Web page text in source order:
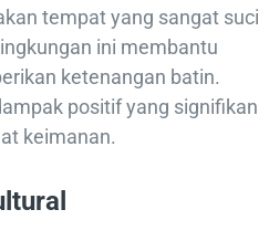
tempat yang sangat suci
ini membantu
ketenangan batin.
positif yang signifikan
keimanan.